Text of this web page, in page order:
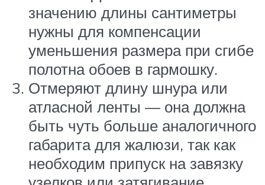
значению длины сантиметры
нужны для компенсации
уменьшения размера при сгибе
полотна обоев в гармошку.
Отмеряют длину шнура или
атласной ленты — она должна
быть чуть больше аналогичного
габарита для жалюзи, так как
необходим припуск на завязку